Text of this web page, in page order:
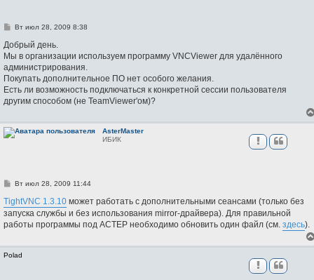
С
о
щ
е
н
е
Вт июл 28, 2009 8:38
Добрый день.
Мы в организации используем программу VNCViewer для удалённого
администрирования.
Покупать дополнительное ПО нет особого желания.
Есть ли возможность подключаться к конкретной сессии пользователя
другим способом (не TeamViewer'ом)?
AsterMaster
ИБИК
С
о
б
щ
е
Вт июл 28, 2009 11:44
TightVNC 1.3.10 может работать с дополнительными сеансами (только без
запуска службы и без использования mirror-драйвера). Для правильной
работы программы под АСТЕР необходимо обновить один файл (см. здесь).
Polad